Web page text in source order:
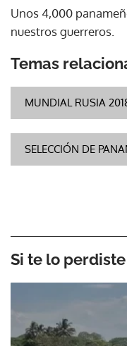
Unos 4,000
nuestros guerreros.
Temas
MUNDIAL RUSIA
SELECCIÓN DE
Si te lo perdiste